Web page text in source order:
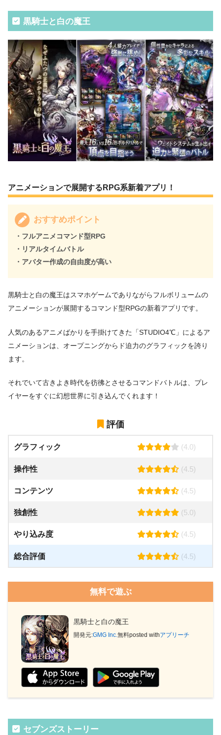
黒騎士と白の魔王
アニメーションで展開するRPG系新着アプリ！
おすすめポイント
・フルアニメコマンド型RPG
・リアルタイムバトル
・アバター作成の自由度が高い
黒騎士と白の魔王はスマホゲームでありながらフルボリュームの
アニメーションが展開するコマンド型RPGの新着アプリです。
人気のあるアニメばかりを手掛けてきた「STUDIO4℃」によるア
ニメーションは、オープニングからド迫力のグラフィックを誇り
ます。
それでいて古きよき時代を彷彿とさせるコマンドバトルは、プレ
イヤーをすぐに幻想世界に引き込んでくれます！
評価
グラフィック (4.0)
操作性 (4.5)
コンテンツ (4.5)
独創性 (5.0)
やり込み度 (4.5)
総合評価 (4.5)
無料で遊ぶ
黒騎士と白の魔王
開発元:GMG Inc.無料posted withアプリーチ
セブンズストーリー